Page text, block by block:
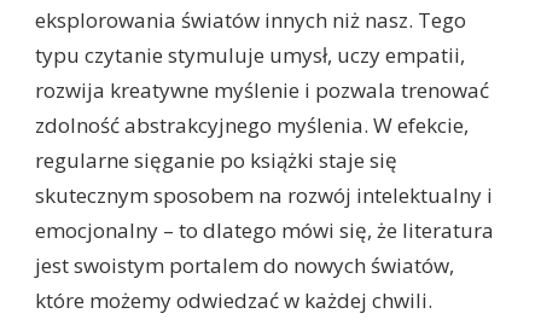
eksplorowania światów innych niż nasz. Tego
typu czytanie stymuluje umysł, uczy empatii,
rozwija kreatywne myślenie i pozwala trenować
zdolność abstrakcyjnego myślenia. W efekcie,
regularne sięganie po książki staje się
skutecznym sposobem na rozwój intelektualny i
emocjonalny – to dlatego mówi się, że literatura
jest swoistym portalem do nowych światów,
które możemy odwiedzać w każdej chwili.